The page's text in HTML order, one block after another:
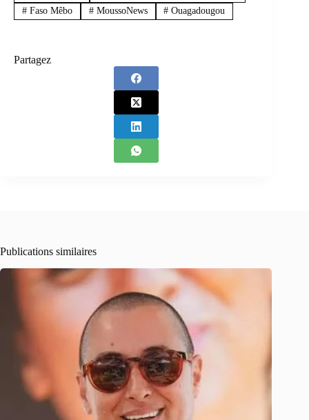
#Faso Mêbo #MoussoNews # Ouagadougou
Partagez
Publications similaires